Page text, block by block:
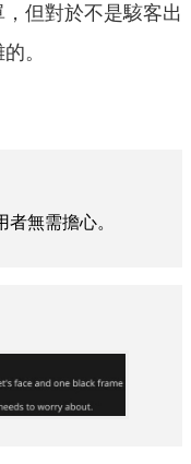
但對於不是駭客出
。
無需擔心。